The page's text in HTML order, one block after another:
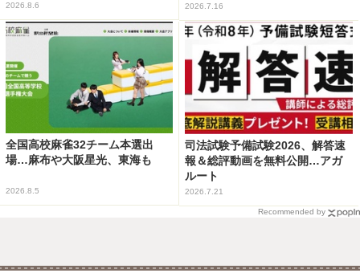
2026.8.6 2026.7.16
全国高校麻雀32チーム本選出
場…麻布や大阪星光、東海も
2026.8.5
司法試験予備試験2026、解答速
報＆総評動画を無料公開…アガ
ルート
2026.7.21
Recommended by